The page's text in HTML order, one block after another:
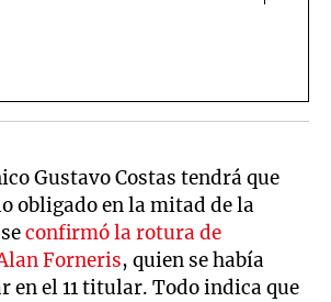
Gustavo Costas tendrá que
obligado en la mitad de la
confirmó la rotura de
Forneris, quien se había
en el 11 titular. Todo indica que